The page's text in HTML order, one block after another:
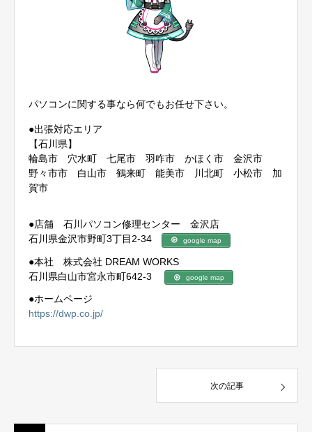
パソコンに関する事なら何でもお任せ下さい。
●出張対応エリア
【石川県】
輪島市 穴水町 七尾市 羽咋市 かほく市 金沢市
野々市市 白山市 鶴来町 能美市 川北町 小松市 加
賀市
●店舗 石川パソコン修理センター 金沢店
石川県金沢市野町3丁目2-34
google map
●本社 株式会社 DREAM WORKS
石川県白山市宮永市町642-3
google map
●ホームページ
https://dwp.co.jp/
次の記事